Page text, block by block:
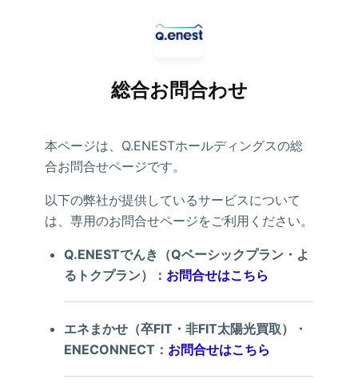
総合お問合わせ
本ページは、Q.ENESTホールディングスの総
合お問合せページです。
以下の弊社が提供しているサービスについて
は、専用のお問合せページをご利用ください。
Q.ENESTでんき（Qベーシックプラン・よ
るトクプラン）： お問合せはこちら
エネまかせ（卒FIT・非FIT太陽光買取）・
ENECONNECT： お問合せはこちら